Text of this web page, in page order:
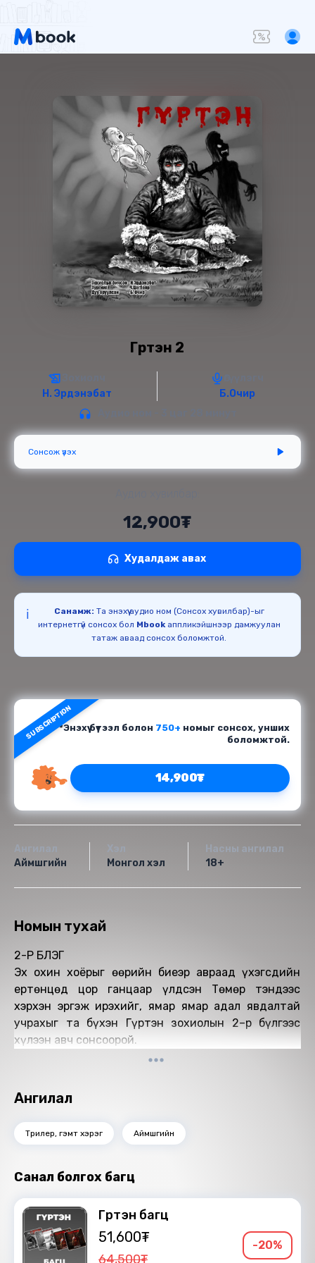
Гүртэн 2
Н. Эрдэнэбат
Б.Очир
Сонсож үзэх
12,900₮
Худалдаж авах
ℹ️ Санамж: Та энэхүү аудио ном (Сонсох хувилбар)-ыг
интернетгүй сонсох бол Mbookаппликэйшнээр дамжуулан
татаж аваад сонсох боломжтой.
SUBSCRIPTION*Энэхүү бүтээл болон 750+ номыг сонсох, унших
боломжтой.
14,900₮
Ангилал
Аймшгийн
Хэл
Монгол хэл
Насны ангилал
18+
Номын тухай
2-Р БҮЛЭГ
Эх охин хоёрыг өөрийн биеэр авраад үхэгсдийн
ертөнцөд цор ганцаар үлдсэн Төмөр тэндээс
хэрхэн эргэж ирэхийг, ямар ямар адал явдалтай
учрахыг та бүхэн Гүртэн зохиолын 2–р бүлгээс
хүлээн авч сонсоорой.
Ангилал
Трилер, гэмт хэрэг Аймшгийн
Санал болгох багц
Гүртэн багц
51,600₮
64,500₮
-20%